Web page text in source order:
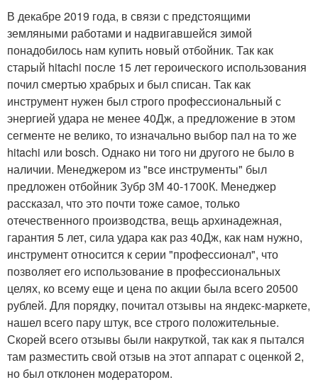
В декабре 2019 года, в связи с предстоящими
земляными работами и надвигавшейся зимой
понадобилось нам купить новый отбойник. Так как
старый hitachi после 15 лет героического использования
почил смертью храбрых и был списан. Так как
инструмент нужен был строго профессиональный с
энергией удара не менее 40Дж, а предложение в этом
сегменте не велико, то изначально выбор пал на то же
hitachi или bosch. Однако ни того ни другого не было в
наличии. Менеджером из "все инструменты" был
предложен отбойник Зубр 3М 40-1700К. Менеджер
рассказал, что это почти тоже самое, только
отечественного производства, вещь архинадежная,
гарантия 5 лет, сила удара как раз 40Дж, как нам нужно,
инструмент относится к серии "профессионал", что
позволяет его использование в профессиональных
целях, ко всему еще и цена по акции была всего 20500
рублей. Для порядку, почитал отзывы на яндекс-маркете,
нашел всего пару штук, все строго положительные.
Скорей всего отзывы были накруткой, так как я пытался
там разместить свой отзыв на этот аппарат с оценкой 2,
но был отклонен модератором.